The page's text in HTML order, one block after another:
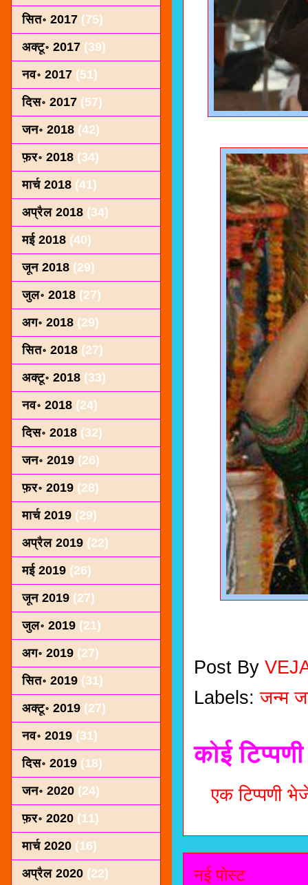
Post By
Labels:जन्म
कोई
एक टिप्पणी
नई पोस्ट
सित॰ 2017 (75)
अक्टू॰ 2017 (39)
नव॰ 2017 (51)
दिस॰ 2017 (57)
जन॰ 2018 (42)
फ़र॰ 2018 (34)
मार्च 2018 (41)
अप्रैल 2018 (34)
मई 2018 (40)
जून 2018 (29)
जुल॰ 2018 (27)
अग॰ 2018 (29)
सित॰ 2018 (27)
अक्टू॰ 2018 (33)
नव॰ 2018 (24)
दिस॰ 2018 (32)
जन॰ 2019 (26)
फ़र॰ 2019 (28)
मार्च 2019 (29)
अप्रैल 2019 (22)
मई 2019 (26)
जून 2019 (27)
जुल॰ 2019 (21)
अग॰ 2019 (27)
सित॰ 2019 (31)
अक्टू॰ 2019 (27)
नव॰ 2019 (31)
दिस॰ 2019 (18)
जन॰ 2020 (24)
फ़र॰ 2020 (11)
मार्च 2020 (16)
अप्रैल 2020 (22)